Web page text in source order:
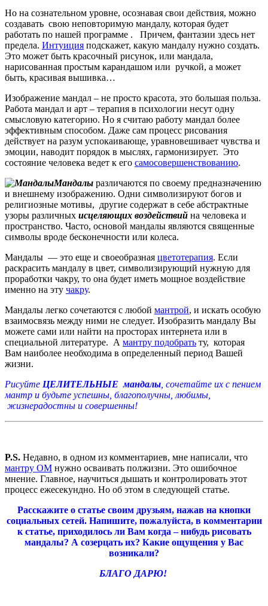
Но на сознательном уровне, осознавая свои действия, можно
создавать свою неповторимую мандалу, которая будет
работать по нашей программе . Причем, фантазии здесь нет
предела. Интуиция подскажет, какую мандалу нужно создать.
Это может быть красочный рисунок, или мандала,
нарисованная простым карандашом или ручкой, а может
быть, красивая вышивка…
Изображение мандал – не просто красота, это большая польза.
Работа мандал и арт – терапия в психологии несут одну
смысловую категорию. Но я считаю работу мандал более
эффективным способом. Даже сам процесс рисования
действует на разум успокаивающе, уравновешивает чувства и
эмоции, наводит порядок в мыслях, гармонизирует. Это
состояние человека ведет к его самосовершенствованию.
Мандалы различаются по своему предназначению
и внешнему изображению. Одни символизируют богов и
религиозные мотивы, другие содержат в себе абстрактные
узоры различных исцеляющих воздействий на человека и
пространство. Часто, основой мандалы являются священные
символы вроде бесконечности или колеса.
Мандалы — это еще и своеобразная цветотерапия. Если
раскрасить мандалу в цвет, символизирующий нужную для
проработки чакру, то она будет иметь мощное воздействие
именно на эту чакру.
Мандалы легко сочетаются с любой мантрой, и искать особую
взаимосвязь между ними не следует. Изобразить мандалу Вы
можете сами или найти на просторах интернета или в
специальной литературе. А мантру подобрать ту, которая
Вам наиболее необходима в определенный период Вашей
жизни.
Рисуйте ЦЕЛИТЕЛЬНЫЕ мандалы , сочетайте их с пением
мантр и будьте успешны, благополучны, любимы,
жизнерадостны и совершенны!
P.S. Недавно, в одном из комментариев, мне написали, что
мантру ОМ нужно осваивать полжизни. Это ошибочное
мнение. Главное, научиться дышать и контролировать этот
процесс ежесекундно. Но об этом в следующей статье.
Расскажите о статье своим друзьям, нажав на кнопки
социальных сетей. Напишите, пожалуйста, в комментарии
к статье, приходилось ли Вам когда – нибудь рисовать
мандалы? А созерцать их? Какие ощущения у Вас
возникали?
БЛАГО ДАРЮ!